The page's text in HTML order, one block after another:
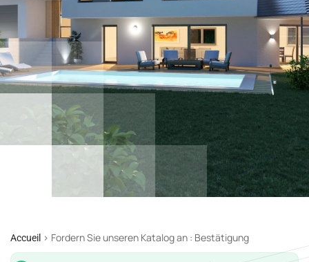
Accueil > Fordern Sie unseren Katalog an : Bestätigung